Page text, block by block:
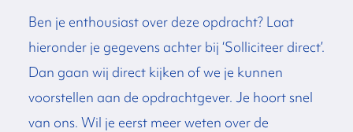
Ben je enthousiast over deze opdracht? Laat
hieronder je gegevens achter bij ‘Solliciteer direct’.
Dan gaan wij direct kijken of we je kunnen
voorstellen aan de opdrachtgever. Je hoort snel
van ons. Wil je eerst meer weten over de